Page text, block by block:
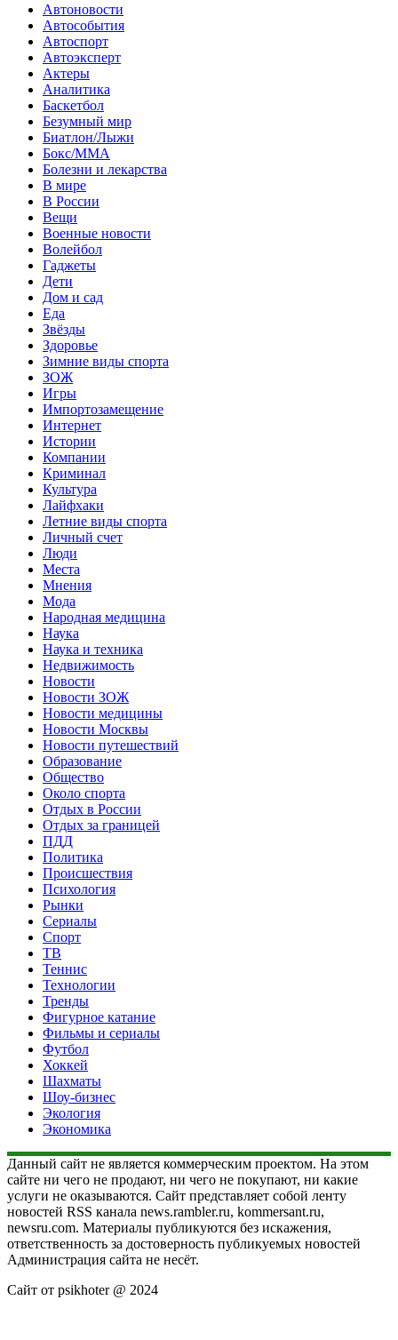
Автоновости
Автособытия
Автоспорт
Автоэксперт
Актеры
Аналитика
Баскетбол
Безумный мир
Биатлон/Лыжи
Бокс/MMA
Болезни и лекарства
В мире
В России
Вещи
Военные новости
Волейбол
Гаджеты
Дети
Дом и сад
Еда
Звёзды
Здоровье
Зимние виды спорта
ЗОЖ
Игры
Импортозамещение
Интернет
Истории
Компании
Криминал
Культура
Лайфхаки
Летние виды спорта
Личный счет
Люди
Места
Мнения
Мода
Народная медицина
Наука
Наука и техника
Недвижимость
Новости
Новости ЗОЖ
Новости медицины
Новости Москвы
Новости путешествий
Образование
Общество
Около спорта
Отдых в России
Отдых за границей
ПДД
Политика
Происшествия
Психология
Рынки
Сериалы
Спорт
ТВ
Теннис
Технологии
Тренды
Фигурное катание
Фильмы и сериалы
Футбол
Хоккей
Шахматы
Шоу-бизнес
Экология
Экономика
Данный сайт не является коммерческим проектом. На этом
сайте ни чего не продают, ни чего не покупают, ни какие
услуги не оказываются. Сайт представляет собой ленту
новостей RSS канала news.rambler.ru, kommersant.ru,
newsru.com. Материалы публикуются без искажения,
ответственность за достоверность публикуемых новостей
Администрация сайта не несёт.
Сайт от psikhoter @ 2024